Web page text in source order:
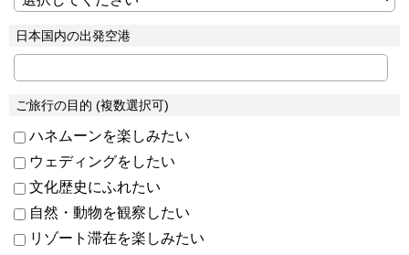
日本国内の出発空港
ご旅行の目的 (複数選択可)
ハネムーンを楽しみたい
ウェディングをしたい
文化歴史にふれたい
自然・動物を観察したい
リゾート滞在を楽しみたい